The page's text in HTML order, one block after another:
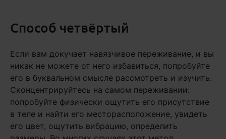
Способ четвёртый
Если вам докучает навязчивое переживание, и вы
никак не можете от него избавиться, попробуйте
его в буквальном смысле рассмотреть и изучить.
Сконцентрируйтесь на самом переживании:
попробуйте физически ощутить его присутствие
в теле и найти его месторасположение, увидеть
его цвет, ощутить вибрацию, определить